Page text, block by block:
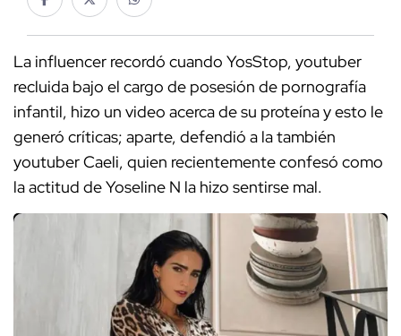
La influencer recordó cuando YosStop, youtuber
recluida bajo el cargo de posesión de pornografía
infantil, hizo un video acerca de su proteína y esto le
generó críticas; aparte, defendió a la también
youtuber Caeli, quien recientemente confesó como
la actitud de Yoseline N la hizo sentirse mal.